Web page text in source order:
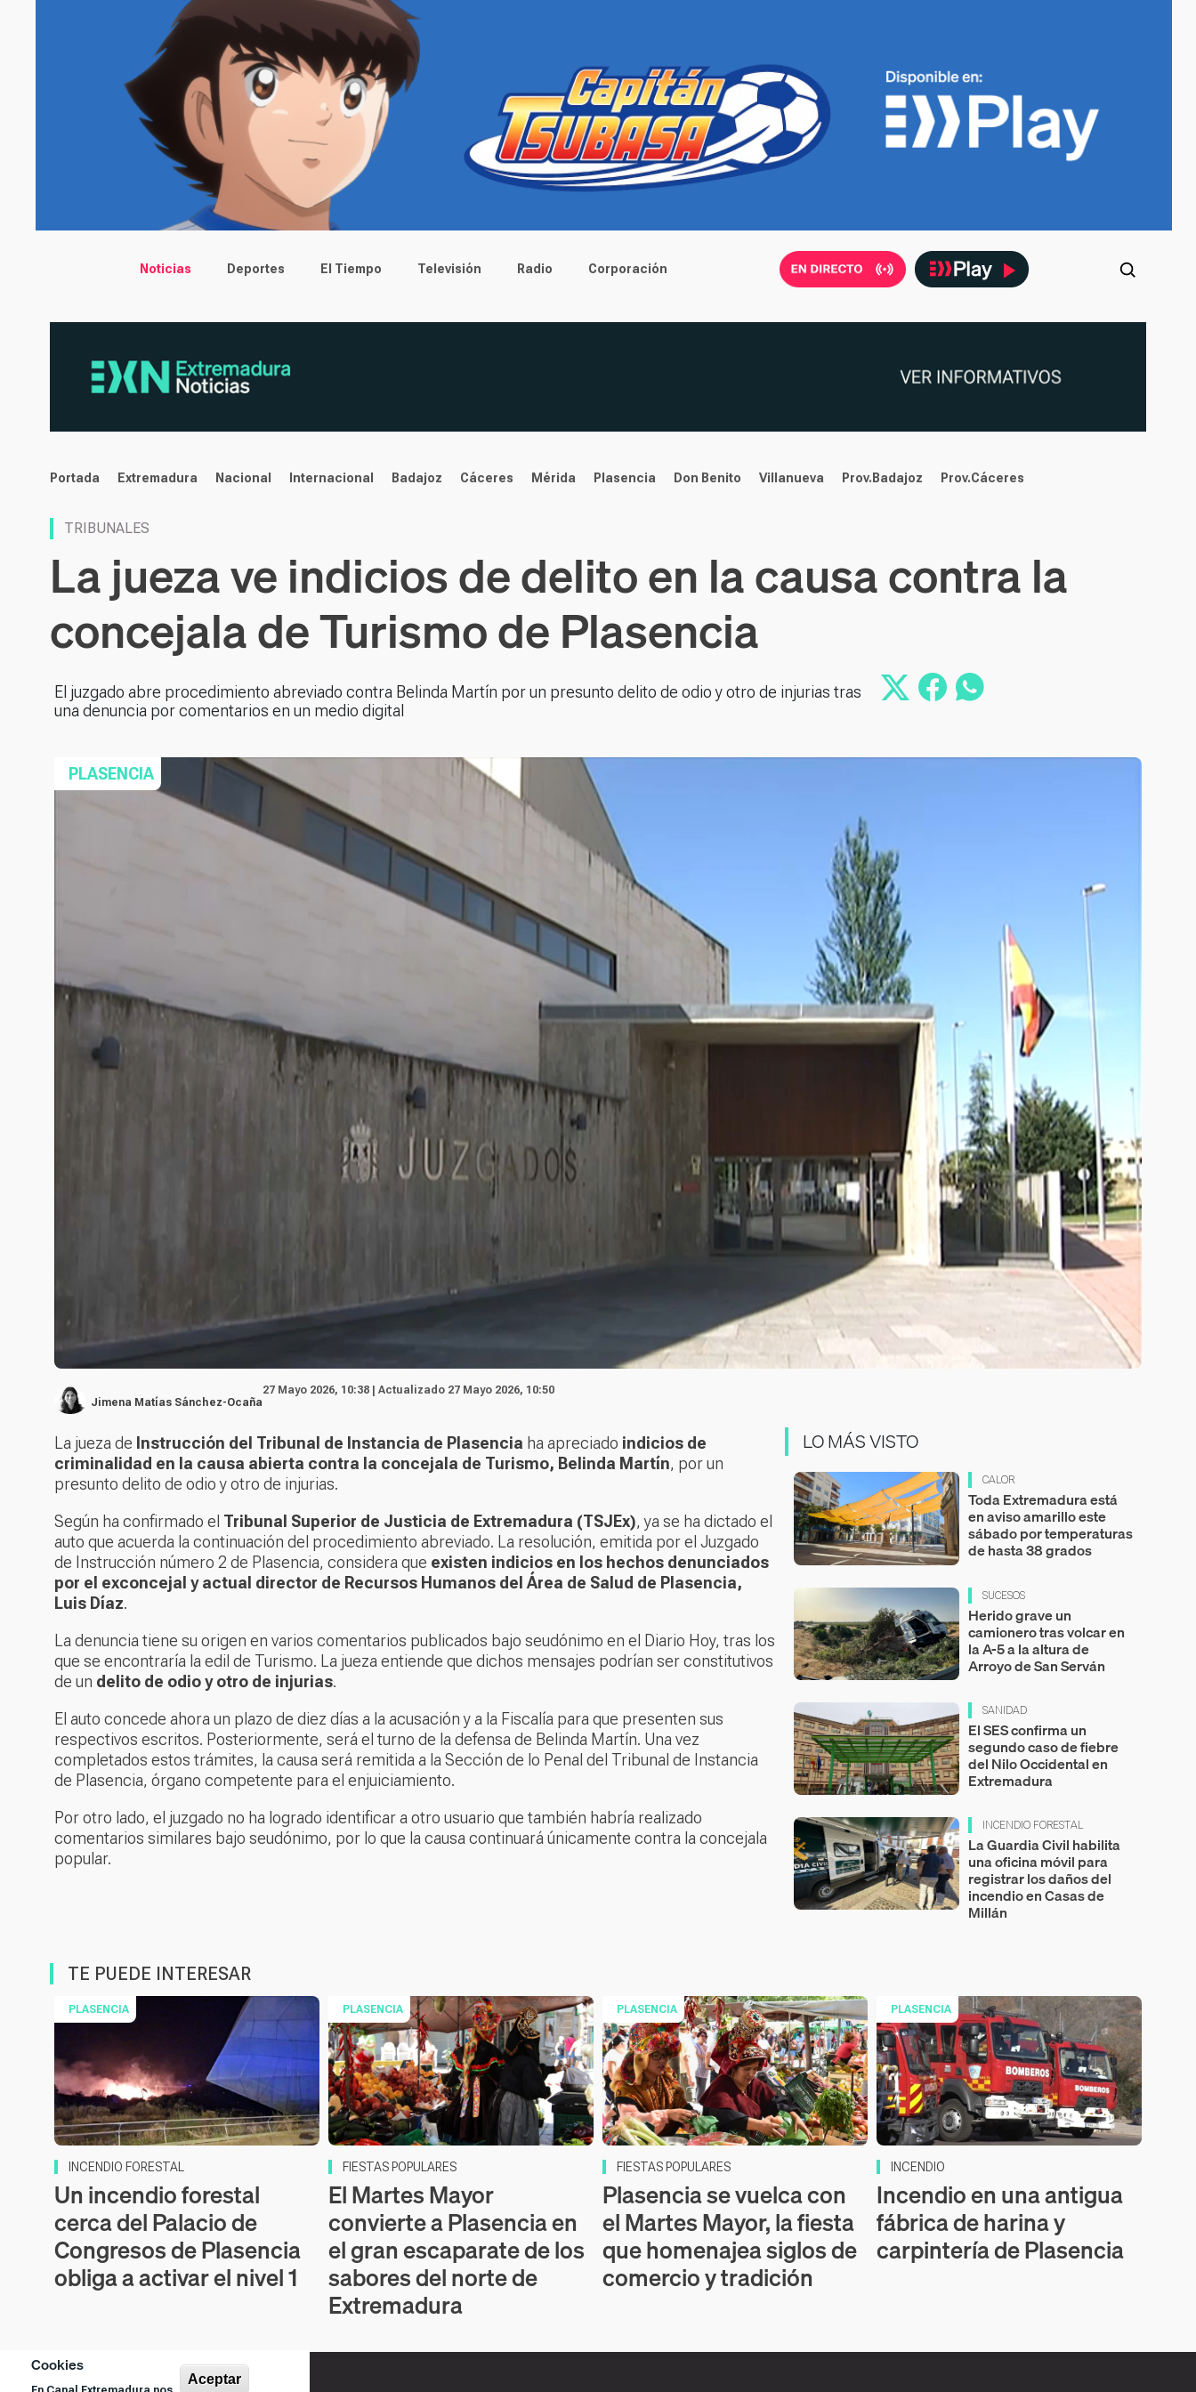
Cookies
Aceptar
Main menu
Noticias Deportes El Tiempo Televisión Radio Corporación
noticias
Portada Extremadura Nacional Internacional Badajoz Cáceres Mérida Plasencia Don Benito Villanueva Prov.Badajoz Prov.Cáceres
TRIBUNALES
La jueza ve indicios de delito en la causa contra la
concejala de Turismo de Plasencia
El juzgado abre procedimiento abreviado contra Belinda Martín por un presunto delito de odio y otro de injurias tras
una denuncia por comentarios en un medio digital
PLASENCIA
Jimena Matías Sánchez-Ocaña
27 Mayo 2026, 10:38 | Actualizado 27 Mayo 2026, 10:50
La jueza de Instrucción del Tribunal de Instancia de Plasencia ha apreciado indicios de
criminalidad en la causa abierta contra la concejala de Turismo, Belinda Martín, por un
presunto delito de odio y otro de injurias.
Según ha confirmado el Tribunal Superior de Justicia de Extremadura (TSJEx), ya se ha dictado el
auto que acuerda la continuación del procedimiento abreviado. La resolución, emitida por el Juzgado
de Instrucción número 2 de Plasencia, considera que existen indicios en los hechos denunciados
por el exconcejal y actual director de Recursos Humanos del Área de Salud de Plasencia,
Luis Díaz.
La denuncia tiene su origen en varios comentarios publicados bajo seudónimo en el Diario Hoy, tras los
que se encontraría la edil de Turismo. La jueza entiende que dichos mensajes podrían ser constitutivos
de un delito de odio y otro de injurias.
El auto concede ahora un plazo de diez días a la acusación y a la Fiscalía para que presenten sus
respectivos escritos. Posteriormente, será el turno de la defensa de Belinda Martín. Una vez
completados estos trámites, la causa será remitida a la Sección de lo Penal del Tribunal de Instancia
de Plasencia, órgano competente para el enjuiciamiento.
Por otro lado, el juzgado no ha logrado identificar a otro usuario que también habría realizado
comentarios similares bajo seudónimo, por lo que la causa continuará únicamente contra la concejala
popular.
LO MÁS VISTO
CALOR
Toda Extremadura está
en aviso amarillo este
sábado por temperaturas
de hasta 38 grados
SUCESOS
Herido grave un
camionero tras volcar en
la A-5 a la altura de
Arroyo de San Serván
SANIDAD
El SES confirma un
segundo caso de fiebre
del Nilo Occidental en
Extremadura
INCENDIO FORESTAL
La Guardia Civil habilita
una oficina móvil para
registrar los daños del
incendio en Casas de
Millán
TE PUEDE INTERESAR
PLASENCIA
INCENDIO FORESTAL
Un incendio forestal
cerca del Palacio de
Congresos de Plasencia
obliga a activar el nivel 1
PLASENCIA
FIESTAS POPULARES
El Martes Mayor
convierte a Plasencia en
el gran escaparate de los
sabores del norte de
Extremadura
PLASENCIA
FIESTAS POPULARES
Plasencia se vuelca con
el Martes Mayor, la fiesta
que homenajea siglos de
comercio y tradición
PLASENCIA
INCENDIO
Incendio en una antigua
fábrica de harina y
carpintería de Plasencia